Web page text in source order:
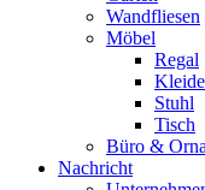
Wandfliesen
Möbel
Regal
Stuhl
Tisch
Büro &
Nachricht